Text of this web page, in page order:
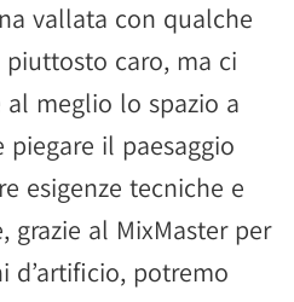
vallata con qualche
caro, ma ci
meglio lo spazio a
piegare il paesaggio
esigenze tecniche e
grazie al MixMaster per
d’artificio, potremo